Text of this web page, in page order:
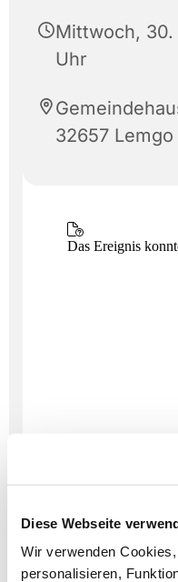
Diese Webseite
Wir verwenden
personalisieren,
Mittwoch, 30.
Uhr
32657 Lemgo